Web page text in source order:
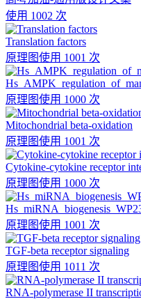
使用 1002 次
Translation factors
原理图使用 1001 次
原理图使用 1000 次
Mitochondrial beta-oxidation
原理图使用 1001 次
Cytokine-cytokine receptor
原理图使用 1000 次
原理图使用 1001 次
TGF-beta receptor signaling
原理图使用 1011 次
RNA-polymerase II